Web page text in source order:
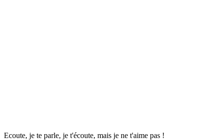
Ecoute, je te parle, je t'écoute, mais je ne t'aime pas !